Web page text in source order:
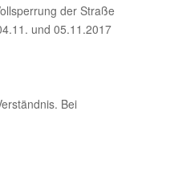
der Straße
und 05.11.2017
Bei